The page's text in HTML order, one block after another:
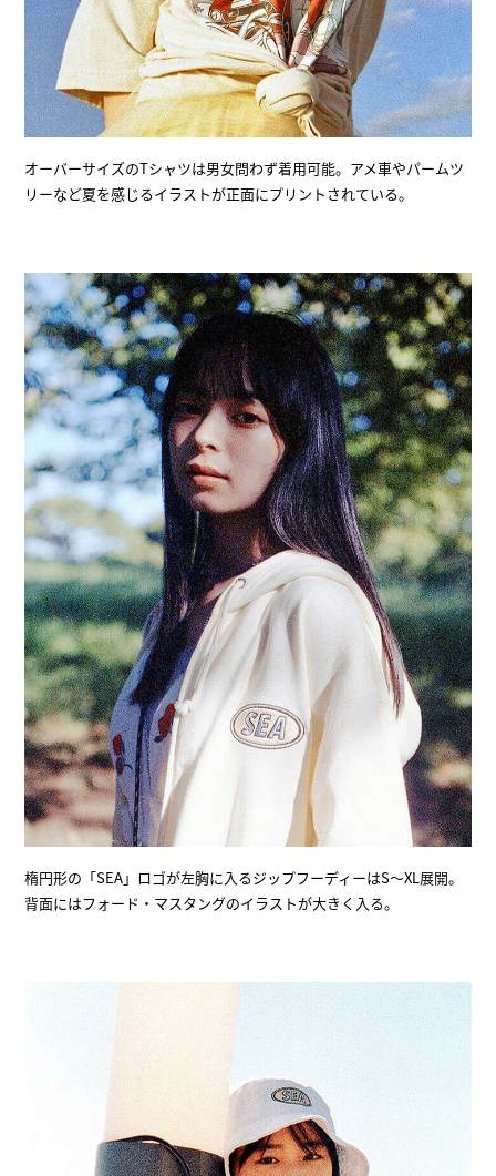
オーバーサイズのTシャツは男女問わず着用可能。アメ車やパームツ
リーなど夏を感じるイラストが正面にプリントされている。
楕円形の「SEA」ロゴが左胸に入るジップフーディーはS～XL展開。
背面にはフォード・マスタングのイラストが大きく入る。